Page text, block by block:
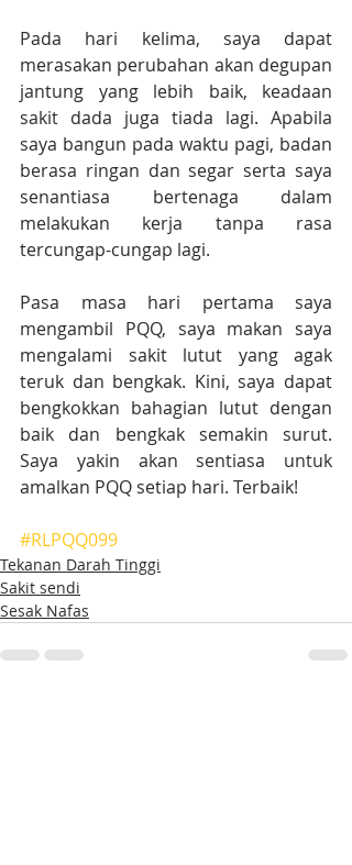
Pada hari kelima, saya dapat
merasakan perubahan akan degupan
jantung yang lebih baik, keadaan
sakit dada juga tiada lagi. Apabila
saya bangun pada waktu pagi, badan
berasa ringan dan segar serta saya
senantiasa bertenaga dalam
melakukan kerja tanpa rasa
tercungap-cungap lagi.
Pasa masa hari pertama saya
mengambil PQQ, saya makan saya
mengalami sakit lutut yang agak
teruk dan bengkak. Kini, saya dapat
bengkokkan bahagian lutut dengan
baik dan bengkak semakin surut.
Saya yakin akan sentiasa untuk
amalkan PQQ setiap hari. Terbaik!
#RLPQQ099
Tekanan Darah Tinggi
Sakit sendi
Sesak Nafas